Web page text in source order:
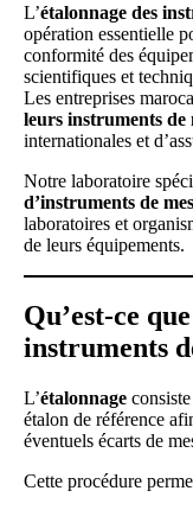
L’étalonnage des
opération essentielle
conformité des
scientifiques et
Les entreprises
leurs instruments de
internationales et
Notre laboratoire
d’instruments de
laboratoires et
de leurs équipements.
Qu’est-ce
instruments
L’étalonnage
étalon de référence
éventuels écarts de
Cette procédure